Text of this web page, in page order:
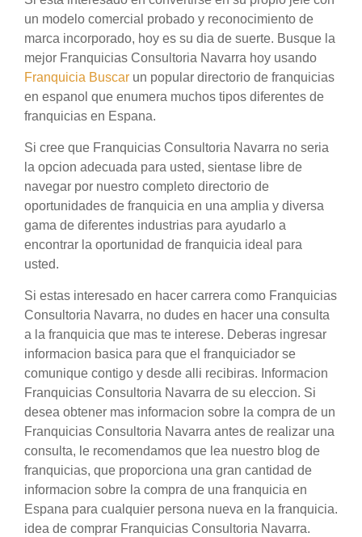
un modelo comercial probado y reconocimiento de
marca incorporado, hoy es su dia de suerte. Busque la
mejor Franquicias Consultoria Navarra hoy usando
Franquicia Buscar un popular directorio de franquicias
en espanol que enumera muchos tipos diferentes de
franquicias en Espana.
Si cree que Franquicias Consultoria Navarra no seria
la opcion adecuada para usted, sientase libre de
navegar por nuestro completo directorio de
oportunidades de franquicia en una amplia y diversa
gama de diferentes industrias para ayudarlo a
encontrar la oportunidad de franquicia ideal para
usted.
Si estas interesado en hacer carrera como Franquicias
Consultoria Navarra, no dudes en hacer una consulta
a la franquicia que mas te interese. Deberas ingresar
informacion basica para que el franquiciador se
comunique contigo y desde alli recibiras. Informacion
Franquicias Consultoria Navarra de su eleccion. Si
desea obtener mas informacion sobre la compra de un
Franquicias Consultoria Navarra antes de realizar una
consulta, le recomendamos que lea nuestro blog de
franquicias, que proporciona una gran cantidad de
informacion sobre la compra de una franquicia en
Espana para cualquier persona nueva en la franquicia.
idea de comprar Franquicias Consultoria Navarra.